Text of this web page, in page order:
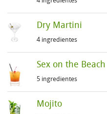
Dry Martini
4 ingredientes
Sex on the Beach
5 ingredientes
Mojito